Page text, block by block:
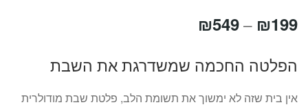
₪199
–
₪549
עד
הפלטה החכמה שמשדרגת את השבת
אין בית שזה לא ימשוך את תשומת הלב, פלטת שבת מודולרית